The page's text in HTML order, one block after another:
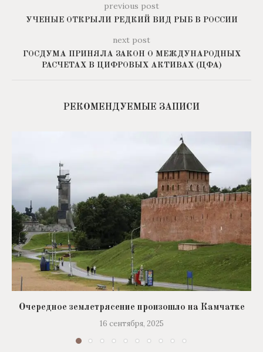
previous post
УЧЕНЫЕ ОТКРЫЛИ РЕДКИЙ ВИД РЫБ В РОССИИ
next post
ГОСДУМА ПРИНЯЛА ЗАКОН О МЕЖДУНАРОДНЫХ
РАСЧЕТАХ В ЦИФРОВЫХ АКТИВАХ (ЦФА)
РЕКОМЕНДУЕМЫЕ ЗАПИСИ
Очередное землетрясение произошло на Камчатке
16 сентября, 2025